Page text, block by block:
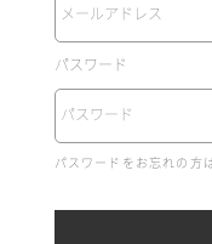
パスワード
パスワードをお忘れの方